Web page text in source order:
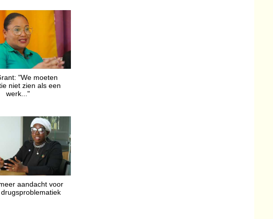
"We moeten
niet zien als een
werk..."
aandacht voor